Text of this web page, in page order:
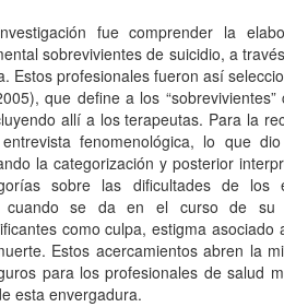
fue comprender la
sobrevivientes de suicidio, a
Estos profesionales fueron así
que define a los
allí a los terapeutas. Para la
fenomenológica, lo que
la categorización y posterior
sobre las dificultades de los
cuando se da en el curso de su
como culpa, estigma asociado
Estos acercamientos abren la
para los profesionales de salud
esta envergadura.